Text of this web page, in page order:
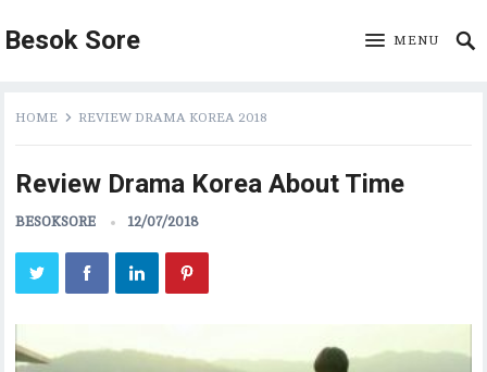
Besok Sore MENU
HOME REVIEW DRAMA KOREA 2018
Review Drama Korea About Time
BESOKSORE 12/07/2018